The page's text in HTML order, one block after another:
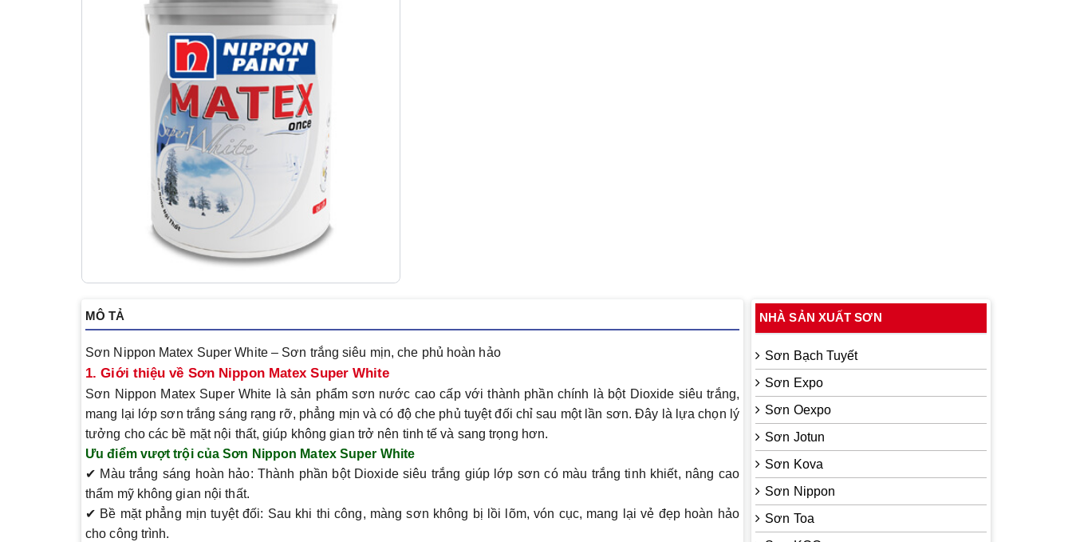
MÔ TẢ
Sơn Nippon Matex Super White – Sơn trắng siêu mịn, che phủ hoàn hảo
1. Giới thiệu về Sơn Nippon Matex Super White
Sơn Nippon Matex Super White là sản phẩm sơn nước cao cấp với thành phần chính là bột Dioxide siêu trắng,
mang lại lớp sơn trắng sáng rạng rỡ, phẳng mịn và có độ che phủ tuyệt đối chỉ sau một lần sơn. Đây là lựa chọn lý
tưởng cho các bề mặt nội thất, giúp không gian trở nên tinh tế và sang trọng hơn.
Ưu điểm vượt trội của Sơn Nippon Matex Super White
✔ Màu trắng sáng hoàn hảo: Thành phần bột Dioxide siêu trắng giúp lớp sơn có màu trắng tinh khiết, nâng cao
thẩm mỹ không gian nội thất.
✔ Bề mặt phẳng mịn tuyệt đối: Sau khi thi công, màng sơn không bị lồi lõm, vón cục, mang lại vẻ đẹp hoàn hảo
cho công trình.
NHÀ SẢN XUẤT SƠN
Sơn Bạch Tuyết
Sơn Expo
Sơn Oexpo
Sơn Jotun
Sơn Kova
Sơn Nippon
Sơn Toa